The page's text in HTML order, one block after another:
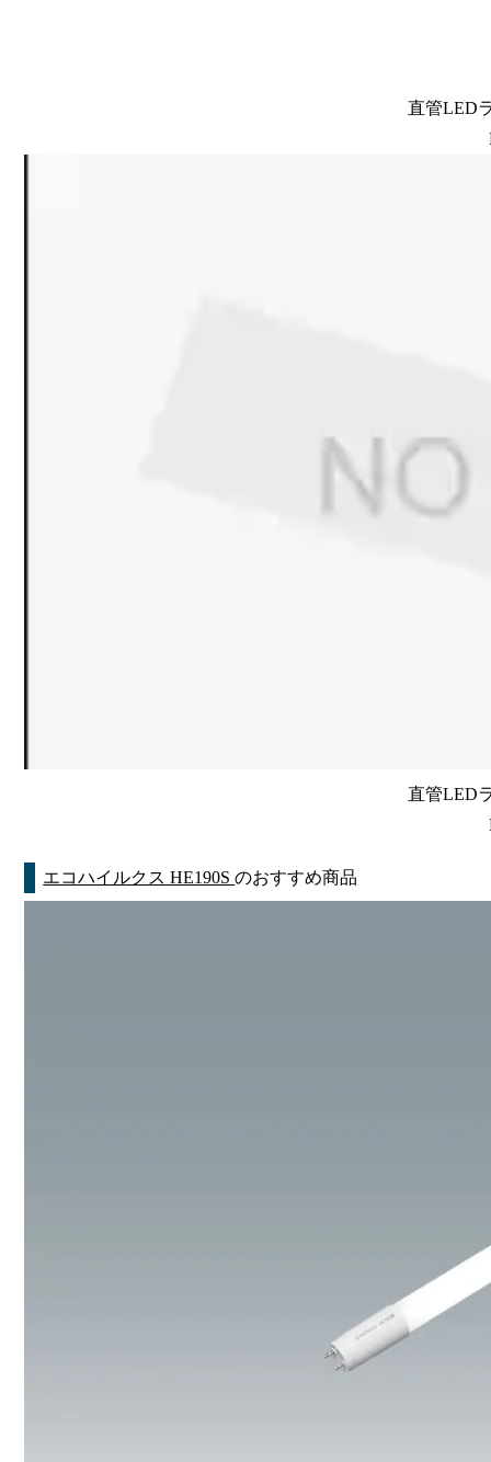
直管LED
直管LED
エコハイルクス HE190Sのおすすめ商品